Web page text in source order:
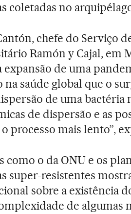
coletadas no
chefe do Serviço
Ramón y Cajal, em
expansão de uma
na saúde global que o
de uma
de dispersão e as
processo mais lento”,
como o da ONU e os
super-resistentes
sobre a existência
de algumas